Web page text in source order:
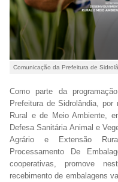
Comunicação da Prefeitura de
Como parte da
Prefeitura de Sidrolândia,
Rural e de Meio Ambiente,
Defesa Sanitária Animal e
Agrário e Extensão
Processamento De
cooperativas, promove
recebimento de embalagens